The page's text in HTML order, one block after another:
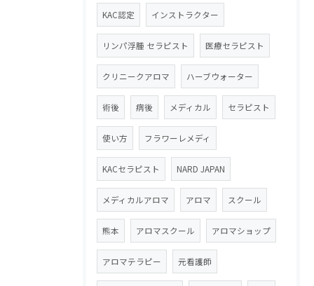
KAC認定 インストラクター
リンパ浮腫 セラピスト 医療セラピスト
クリニークアロマ ハーブウォーター
術後 病後 メディカル セラピスト
使い方 フラワーレメディ
KACセラピスト NARD JAPAN
メディカルアロマ アロマ スクール
熊本 アロマスクール アロマショップ
アロマテラピー 元看護師